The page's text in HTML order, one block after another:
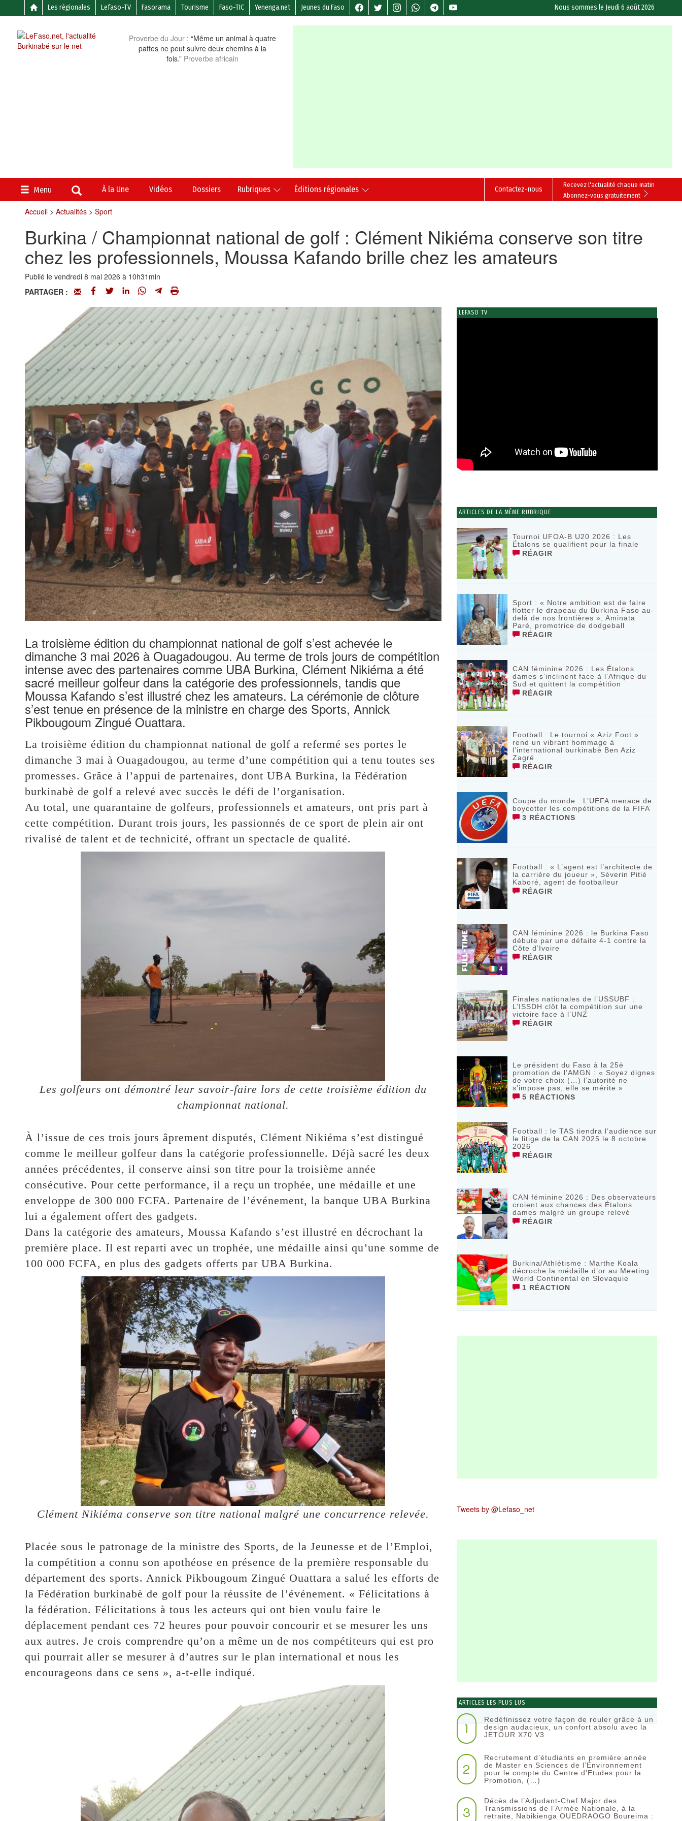
Les régionales Lefaso-TV Fasorama Tourisme Faso-TIC Yenenga.net Jeunes du Faso Nous sommes le Jeudi 6 août 2026
Proverbe du Jour : “Même un animal à quatre
pattes ne peut suivre deux chemins à la
fois.” Proverbe africain
Menu À la Une Vidéos Dossiers Rubriques Éditions régionales
Recevez l'actualité chaque matin
Abonnez-vous gratuitement
Contactez-nous
Accueil> Actualités> Sport
Burkina / Championnat national de golf : Clément Nikiéma conserve son titre
chez les professionnels, Moussa Kafando brille chez les amateurs
Publié le vendredi 8 mai 2026 à 10h31min
PARTAGER :
La troisième édition du championnat national de golf s’est achevée le
dimanche 3 mai 2026 à Ouagadougou. Au terme de trois jours de compétition
intense avec des partenaires comme UBA Burkina, Clément Nikiéma a été
sacré meilleur golfeur dans la catégorie des professionnels, tandis que
Moussa Kafando s’est illustré chez les amateurs. La cérémonie de clôture
s’est tenue en présence de la ministre en charge des Sports, Annick
Pikbougoum Zingué Ouattara.
La troisième édition du championnat national de golf a refermé ses portes le
dimanche 3 mai à Ouagadougou, au terme d’une compétition qui a tenu toutes ses
promesses. Grâce à l’appui de partenaires, dont UBA Burkina, la Fédération
burkinabè de golf a relevé avec succès le défi de l’organisation.
Au total, une quarantaine de golfeurs, professionnels et amateurs, ont pris part à
cette compétition. Durant trois jours, les passionnés de ce sport de plein air ont
rivalisé de talent et de technicité, offrant un spectacle de qualité.
Les golfeurs ont démontré leur savoir-faire lors de cette troisième édition du
championnat national.
À l’issue de ces trois jours âprement disputés, Clément Nikiéma s’est distingué
comme le meilleur golfeur dans la catégorie professionnelle. Déjà sacré les deux
années précédentes, il conserve ainsi son titre pour la troisième année
consécutive. Pour cette performance, il a reçu un trophée, une médaille et une
enveloppe de 300 000 FCFA. Partenaire de l’événement, la banque UBA Burkina
lui a également offert des gadgets.
Dans la catégorie des amateurs, Moussa Kafando s’est illustré en décrochant la
première place. Il est reparti avec un trophée, une médaille ainsi qu’une somme de
100 000 FCFA, en plus des gadgets offerts par UBA Burkina.
Clément Nikiéma conserve son titre national malgré une concurrence relevée.
Placée sous le patronage de la ministre des Sports, de la Jeunesse et de l’Emploi,
la compétition a connu son apothéose en présence de la première responsable du
département des sports. Annick Pikbougoum Zingué Ouattara a salué les efforts de
la Fédération burkinabè de golf pour la réussite de l’événement. « Félicitations à
la fédération. Félicitations à tous les acteurs qui ont bien voulu faire le
déplacement pendant ces 72 heures pour pouvoir concourir et se mesurer les uns
aux autres. Je crois comprendre qu’on a même un de nos compétiteurs qui est pro
qui pourrait aller se mesurer à d’autres sur le plan international et nous les
encourageons dans ce sens », a-t-elle indiqué.
LEFASO TV
ARTICLES DE LA MÊME RUBRIQUE
Tournoi UFOA-B U20 2026 : Les
Étalons se qualifient pour la finale
RÉAGIR
Sport : « Notre ambition est de faire
flotter le drapeau du Burkina Faso au-
delà de nos frontières », Aminata
Paré, promotrice de dodgeball
RÉAGIR
CAN féminine 2026 : Les Étalons
dames s’inclinent face à l’Afrique du
Sud et quittent la compétition
RÉAGIR
Football : Le tournoi « Aziz Foot »
rend un vibrant hommage à
l’international burkinabè Ben Aziz
Zagré
RÉAGIR
Coupe du monde : L’UEFA menace de
boycotter les compétitions de la FIFA
3 RÉACTIONS
Football : « L’agent est l’architecte de
la carrière du joueur », Séverin Pitié
Kaboré, agent de footballeur
RÉAGIR
CAN féminine 2026 : le Burkina Faso
débute par une défaite 4-1 contre la
Côte d’Ivoire
RÉAGIR
Finales nationales de l’USSUBF :
L’ISSDH clôt la compétition sur une
victoire face à l’UNZ
RÉAGIR
Le président du Faso à la 25è
promotion de l’AMGN : « Soyez dignes
de votre choix (…) l’autorité ne
s’impose pas, elle se mérite »
5 RÉACTIONS
Football : le TAS tiendra l’audience sur
le litige de la CAN 2025 le 8 octobre
2026
RÉAGIR
CAN féminine 2026 : Des observateurs
croient aux chances des Étalons
dames malgré un groupe relevé
RÉAGIR
Burkina/Athlétisme : Marthe Koala
décroche la médaille d’or au Meeting
World Continental en Slovaquie ‎
1 RÉACTION
Tweets by @Lefaso_net
ARTICLES LES PLUS LUS
1
Redéfinissez votre façon de rouler grâce à un
design audacieux, un confort absolu avec la
JETOUR X70 V3
2
Recrutement d’étudiants en première année
de Master en Sciences de l’Environnement
pour le compte du Centre d’Etudes pour la
Promotion, (…)
3
Décès de l’Adjudant-Chef Major des
Transmissions de l’Armée Nationale, à la
retraite, Nabikienga OUEDRAOGO Boureima :